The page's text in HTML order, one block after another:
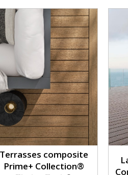
Terrasses composite
Prime+ Collection®